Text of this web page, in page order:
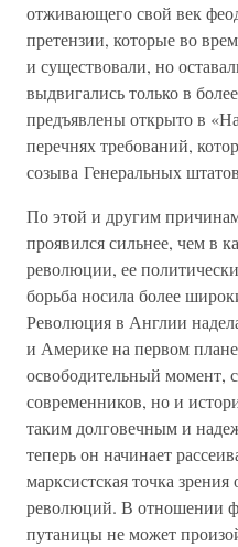
отживающего свой век
претензии, которые во
и существовали, но
выдвигались только в
предъявлены открыто в
перечнях требований,
созыва Генеральных
По этой и другим
проявился сильнее, чем в
революции, ее
борьба носила более
Революция в Англии
и Америке на первом
освободительный момент,
современников, но и
таким долговечным и
теперь он начинает
марксистская точка
революций. В отношении
путаницы не может